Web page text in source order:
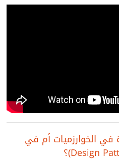
بعض أجزاء الإجابة لا أتفق
الخوارزميات أم في